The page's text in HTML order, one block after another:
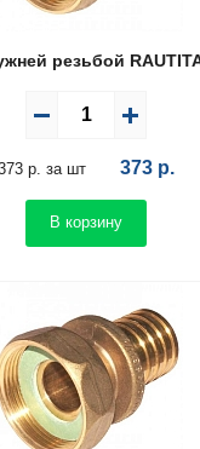
резьбой
р. за шт 373 р.
В корзину